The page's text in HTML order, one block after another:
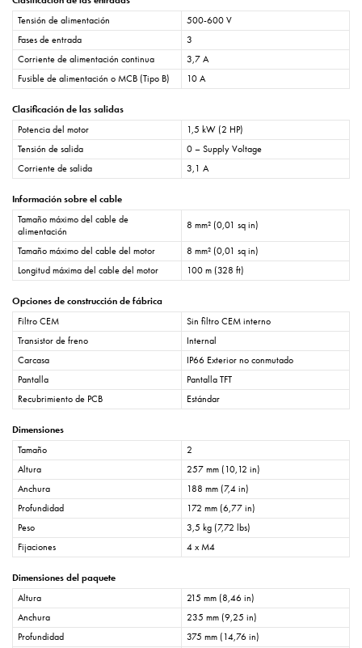
Tensión de alimentación
500-600 V
Fases de entrada
3
Corriente de alimentación continua
3,7 A
Fusible de alimentación o MCB (Tipo B)
10 A
Clasificación de las salidas
Potencia del motor
1,5 kW (2 HP)
Tensión de salida
0 – Supply Voltage
Corriente de salida
3,1 A
Información sobre el cable
Tamaño máximo del cable de
alimentación
8 mm² (0,01 sq in)
Tamaño máximo del cable del motor
8 mm² (0,01 sq in)
Longitud máxima del cable del motor
100 m (328 ft)
Opciones de construcción de fábrica
Filtro CEM
Sin filtro CEM interno
Transistor de freno
Internal
Carcasa
IP66 Exterior no conmutado
Pantalla
Pantalla TFT
Recubrimiento de PCB
Estándar
Dimensiones
Tamaño
2
Altura
257 mm (10,12 in)
Anchura
188 mm (7,4 in)
Profundidad
172 mm (6,77 in)
Peso
3,5 kg (7,72 lbs)
Fijaciones
4 x M4
Dimensiones del paquete
Altura
215 mm (8,46 in)
Anchura
235 mm (9,25 in)
Profundidad
375 mm (14,76 in)